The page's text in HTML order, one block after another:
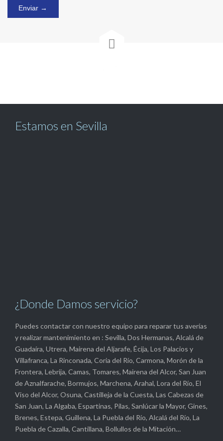

Estamos en Sevilla
¿Donde Damos servicio?
Puedes contactar con nuestro equipo para reparar tus averías
y realizar mantenimiento en : Sevilla, Dos Hermanas, Alcalá de
Guadaíra, Utrera, Mairena del Aljarafe, Écija, Los Palacios y
Villafranca, La Rinconada, Coria del Río, Carmona, Morón de la
Frontera, Lebrija, Camas, Tomares, Mairena del Alcor, San Juan
de Aznalfarache, Bormujos, Marchena, Arahal, Lora del Río, El
Viso del Alcor, Osuna, Castilleja de la Cuesta, Las Cabezas de
San Juan, La Algaba, Espartinas, Pilas, Sanlúcar la Mayor, Gines,
Brenes, Estepa, Guillena, La Puebla del Río, Alcalá del Río, La
Puebla de Cazalla, Cantillana, Bollullos de la Mitación…